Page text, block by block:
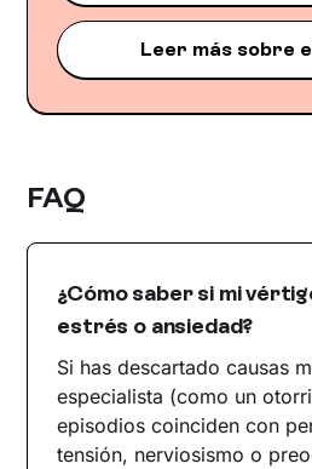
Leer más sobre
FAQ
¿Cómo saber si mi
estrés o ansiedad?
Si has descartado causas
especialista (como un
episodios coinciden con
tensión, nerviosismo o